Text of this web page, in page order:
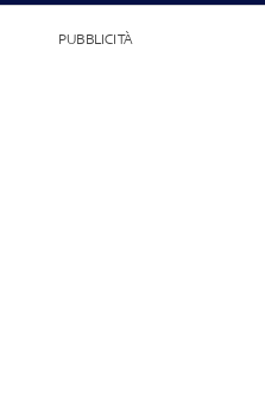
PUBBLICITÀ